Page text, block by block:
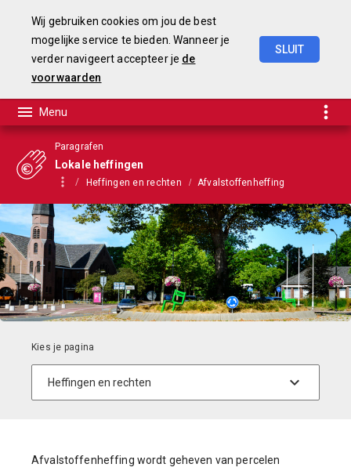
Wij gebruiken cookies om jou de best
mogelijke service te bieden. Wanneer je
verder navigeert accepteer je de
voorwaarden
SLUIT
Paragrafen
Lokale heffingen
Heffingen en rechten Afvalstoffenheffing
Afvalstoffenheffing wordt geheven van percelen